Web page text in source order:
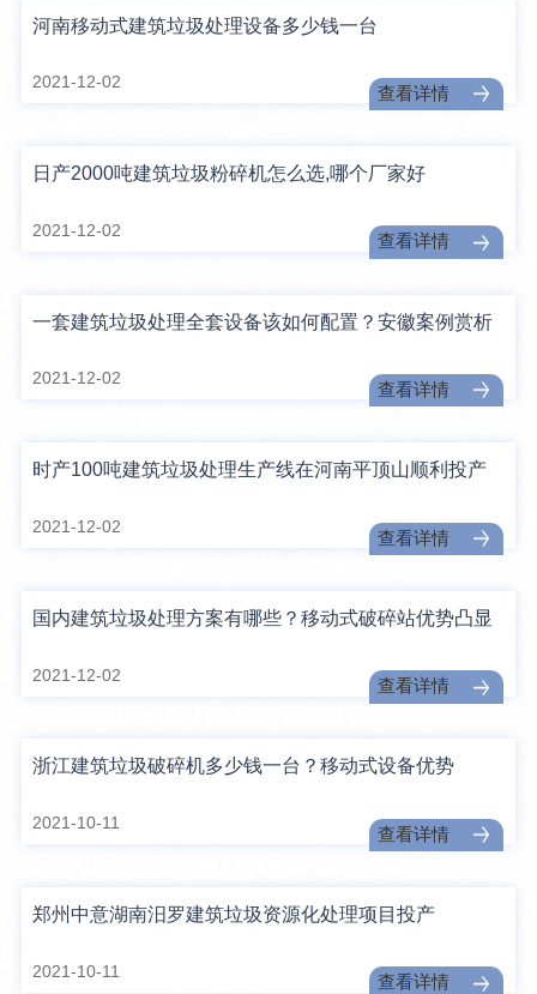
河南移动式建筑垃圾处理设备多少钱一台
2021-12-02
查看详情
日产2000吨建筑垃圾粉碎机怎么选,哪个厂家好
2021-12-02
查看详情
一套建筑垃圾处理全套设备该如何配置？安徽案例赏析
2021-12-02
查看详情
时产100吨建筑垃圾处理生产线在河南平顶山顺利投产
2021-12-02
查看详情
国内建筑垃圾处理方案有哪些？移动式破碎站优势凸显
2021-12-02
查看详情
浙江建筑垃圾破碎机多少钱一台？移动式设备优势
2021-10-11
查看详情
郑州中意湖南汨罗建筑垃圾资源化处理项目投产
2021-10-11
查看详情